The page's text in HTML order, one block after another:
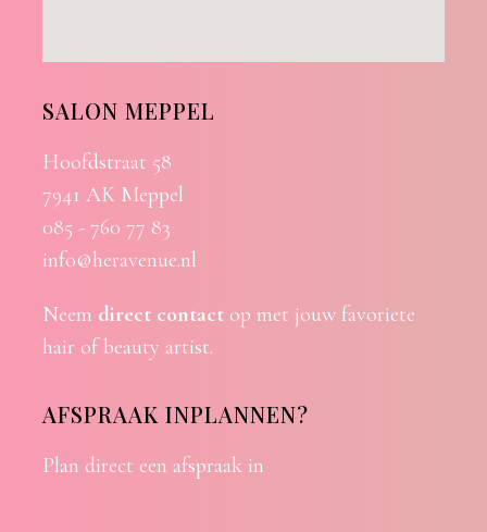
SALON MEPPEL
Hoofdstraat 58
7941 AK Meppel
085 - 760 77 83
info@heravenue.nl
Neem direct contactop met jouw favoriete
hair of beauty artist.
AFSPRAAK INPLANNEN?
Plan direct een afspraak in